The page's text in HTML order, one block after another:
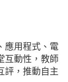
應用程式、電
互動性，教師
評，推動自主